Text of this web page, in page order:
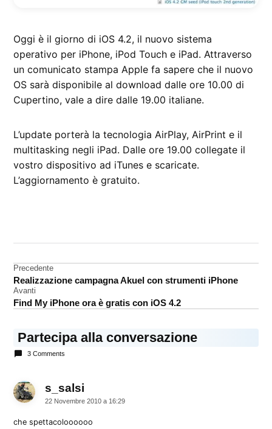
Oggi è il giorno di iOS 4.2, il nuovo sistema
operativo per iPhone, iPod Touch e iPad. Attraverso
un comunicato stampa Apple fa sapere che il nuovo
OS sarà disponibile al download dalle ore 10.00 di
Cupertino, vale a dire dalle 19.00 italiane.
L’update porterà la tecnologia AirPlay, AirPrint e il
multitasking negli iPad. Dalle ore 19.00 collegate il
vostro dispositivo ad iTunes e scaricate.
L’aggiornamento è gratuito.
iPad
Navigazione
articoli
Precedente
Realizzazione campagna Akuel con strumenti iPhone
Avanti
Find My iPhone ora è gratis con iOS 4.2
Partecipa alla conversazione
3 Comments
s_salsi
22 Novembre 2010 a 16:29
che spettacoloooooo